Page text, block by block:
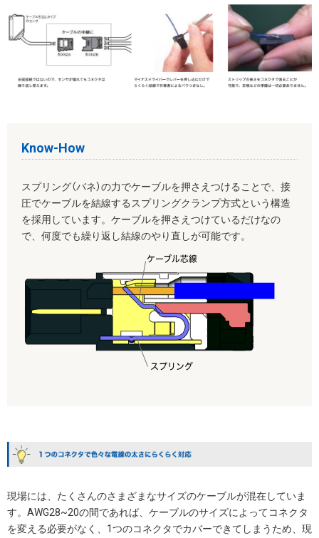
Know-How
スプリング（バネ）の力でケーブルを押さえつけることで、接
圧でケーブルを結線するスプリングクランプ方式という構造
を採用しています。ケーブルを押さえつけているだけなの
で、何度でも繰り返し結線のやり直しが可能です。
現場には、たくさんのさまざまなサイズのケーブルが混在していま
す。AWG28~20の間であれば、ケーブルのサイズによってコネクタ
を変える必要がなく、1つのコネクタでカバーできてしまうため、現